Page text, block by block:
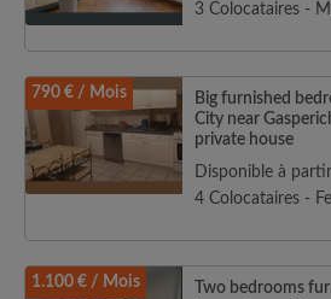
3 Colocataires -
790 € / Mois
Big furnished
City near
private house
Disponible à
4 Colocataires -
1.100 € / Mois
Two bedrooms